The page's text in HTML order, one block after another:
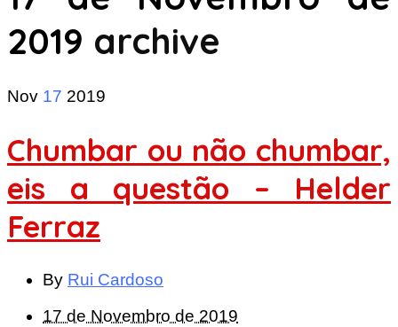
2019 archive
Nov 17 2019
Chumbar ou não chumbar,
eis a questão – Helder
Ferraz
By Rui Cardoso
17 de Novembro de 2019